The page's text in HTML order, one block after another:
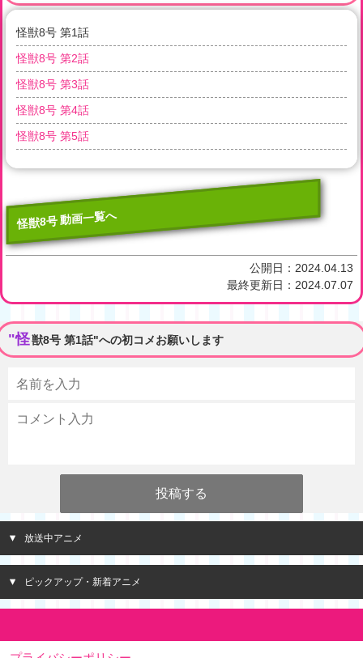
怪獣8号 第1話
怪獣8号 第2話
怪獣8号 第3話
怪獣8号 第4話
怪獣8号 第5話
怪獣8号 動画一覧へ
公開日： 2024.04.13
最終更新日： 2024.07.07
"怪獣8号 第1話"への初コメお願いします
放送中アニメ
ピックアップ・新着アニメ